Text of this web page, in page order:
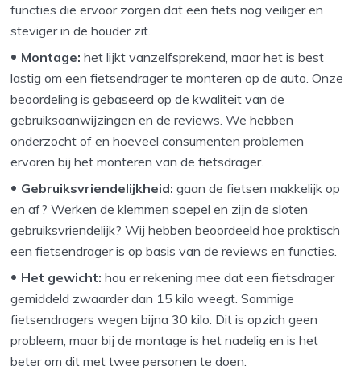
functies die ervoor zorgen dat een fiets nog veiliger en
steviger in de houder zit.
Montage:het lijkt vanzelfsprekend, maar het is best
lastig om een fietsendrager te monteren op de auto. Onze
beoordeling is gebaseerd op de kwaliteit van de
gebruiksaanwijzingen en de reviews. We hebben
onderzocht of en hoeveel consumenten problemen
ervaren bij het monteren van de fietsdrager.
Gebruiksvriendelijkheid:gaan de fietsen makkelijk op
en af? Werken de klemmen soepel en zijn de sloten
gebruiksvriendelijk? Wij hebben beoordeeld hoe praktisch
een fietsendrager is op basis van de reviews en functies.
Het gewicht:hou er rekening mee dat een fietsdrager
gemiddeld zwaarder dan 15 kilo weegt. Sommige
fietsendragers wegen bijna 30 kilo. Dit is opzich geen
probleem, maar bij de montage is het nadelig en is het
beter om dit met twee personen te doen.